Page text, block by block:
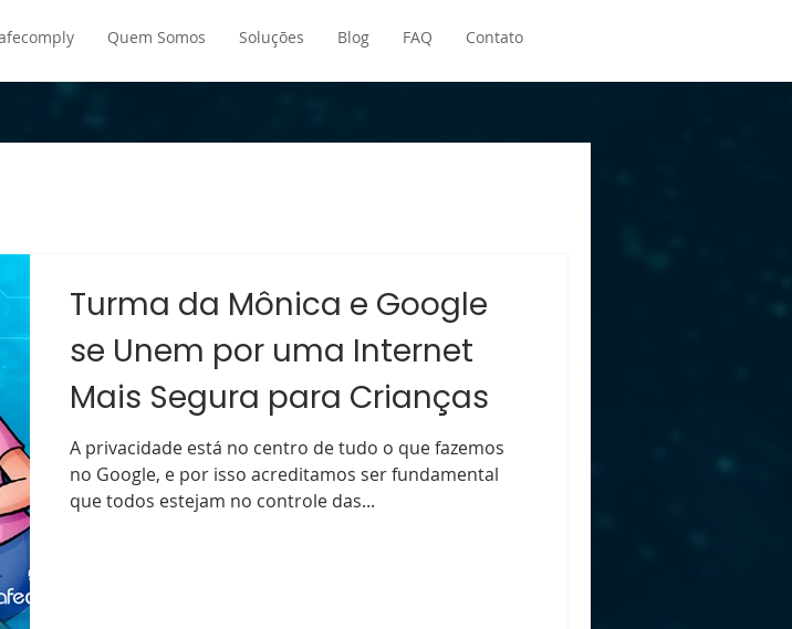
Quem Somos Soluções Blog FAQ Contato
Turma da Mônica e Google
se Unem por uma Internet
Mais Segura para Crianças
A privacidade está no centro de tudo o que fazemos
no Google, e por isso acreditamos ser fundamental
que todos estejam no controle das...